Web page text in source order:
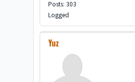
Posts: 303
Logged
Yuz